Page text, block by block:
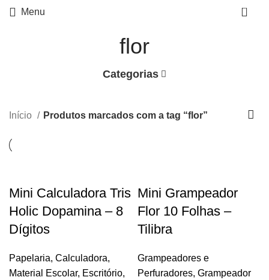
Menu 0
flor
Categorias
Início Produtos marcados com a tag “flor”
Mini Calculadora Tris
Holic Dopamina – 8
Dígitos
Papelaria, Calculadora,
Material Escolar, Escritório,
Mini Grampeador
Flor 10 Folhas –
Tilibra
Grampeadores e
Perfuradores, Grampeador